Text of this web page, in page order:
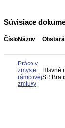
Súvisiace
ČísloNázov
Práce v
zmysle
rámcovej
zmluvy
Hlavné
SR